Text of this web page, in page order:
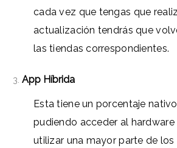
cada vez que tengas que
actualización tendrás que
las tiendas correspondientes.
App Híbrida
Esta tiene un porcentaje
pudiendo acceder al
utilizar una mayor parte de los